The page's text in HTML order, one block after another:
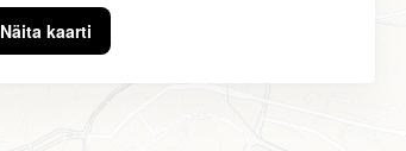
Näita kaarti